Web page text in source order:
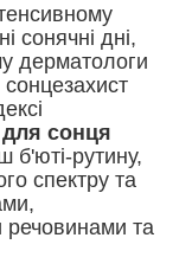
сонячні дні,
дерматологи
сонця
б'юті-рутину,
спектру та
та